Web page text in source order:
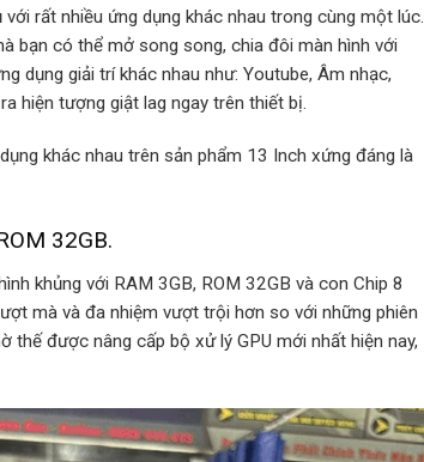
rất nhiều ứng dụng khác nhau trong cùng một lúc.
bạn có thể mở song song, chia đôi màn hình với
dụng giải trí khác nhau như: Youtube, Âm nhạc,
hiện tượng giật lag ngay trên thiết bị.
khác nhau trên sản phẩm 13 Inch xứng đáng là
32GB.
khủng với RAM 3GB, ROM 32GB và con Chip 8
mà và đa nhiệm vượt trội hơn so với những phiên
được nâng cấp bộ xử lý GPU mới nhất hiện nay,